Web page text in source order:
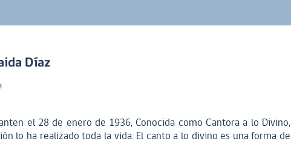
Díaz
el 28 de enero de 1936, Conocida como Cantora a lo Divino,
lo ha realizado toda la vida. El canto a lo divino es una forma de